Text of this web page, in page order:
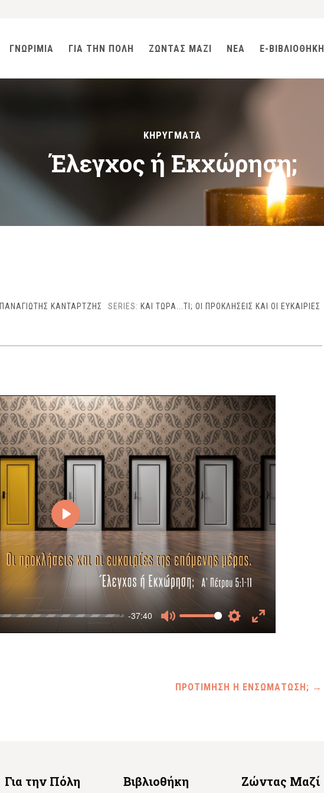
ΓΝΩΡΙΜΙΑ ΓΙΑ ΤΗΝ ΠΟΛΗ ΖΩΝΤΑΣ ΜΑΖΙ ΝΕΑ E-ΒΙΒΛΙΟΘΗΚΗ
ΚΗΡΥΓΜΑΤΑ
Έλεγχος ή Εκχώρηση;
ΠΑΝΑΓΙΩΤΗΣ ΚΑΝΤΑΡΤΖΗΣ SERIES: ΚΑΙ ΤΩΡΑ...ΤΙ; ΟΙ ΠΡOΚΛΗΣΕΙΣ ΚΑΙ ΟΙ ΕΥΚΑΙΡΙΕΣ
-37:40
Mute
Play
ΠΡΟΤΙΜΗΣΗ Η ΕΝΣΩΜΑΤΩΣΗ; →
Για την Πόλη Βιβλιοθήκη Ζώντας Μαζί